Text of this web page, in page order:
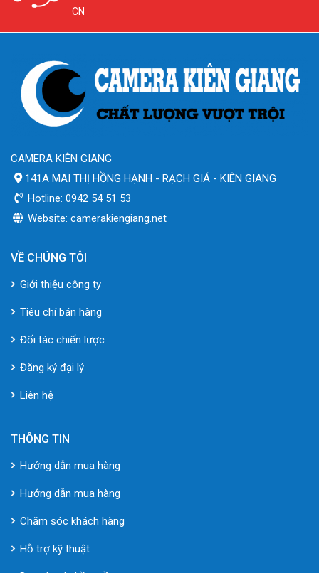
CN
CAMERA KIÊN GIANG
141A MAI THỊ HỒNG HẠNH - RẠCH GIÁ - KIÊN GIANG
Hotline: 0942 54 51 53
Website: camerakiengiang.net
VỀ CHÚNG TÔI
Giới thiệu công ty
Tiêu chí bán hàng
Đối tác chiến lược
Đăng ký đại lý
Liên hệ
THÔNG TIN
Hướng dẫn mua hàng
Hướng dẫn mua hàng
Chăm sóc khách hàng
Hỗ trợ kỹ thuật